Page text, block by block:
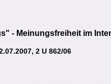
- Meinungsfreiheit im
2 U 862/06